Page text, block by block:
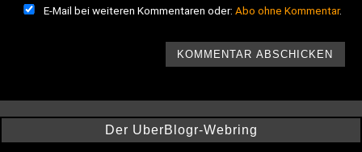
E-Mail bei weiteren Kommentaren oder:Abo ohne Kommentar.
Der UberBlogr-Webring